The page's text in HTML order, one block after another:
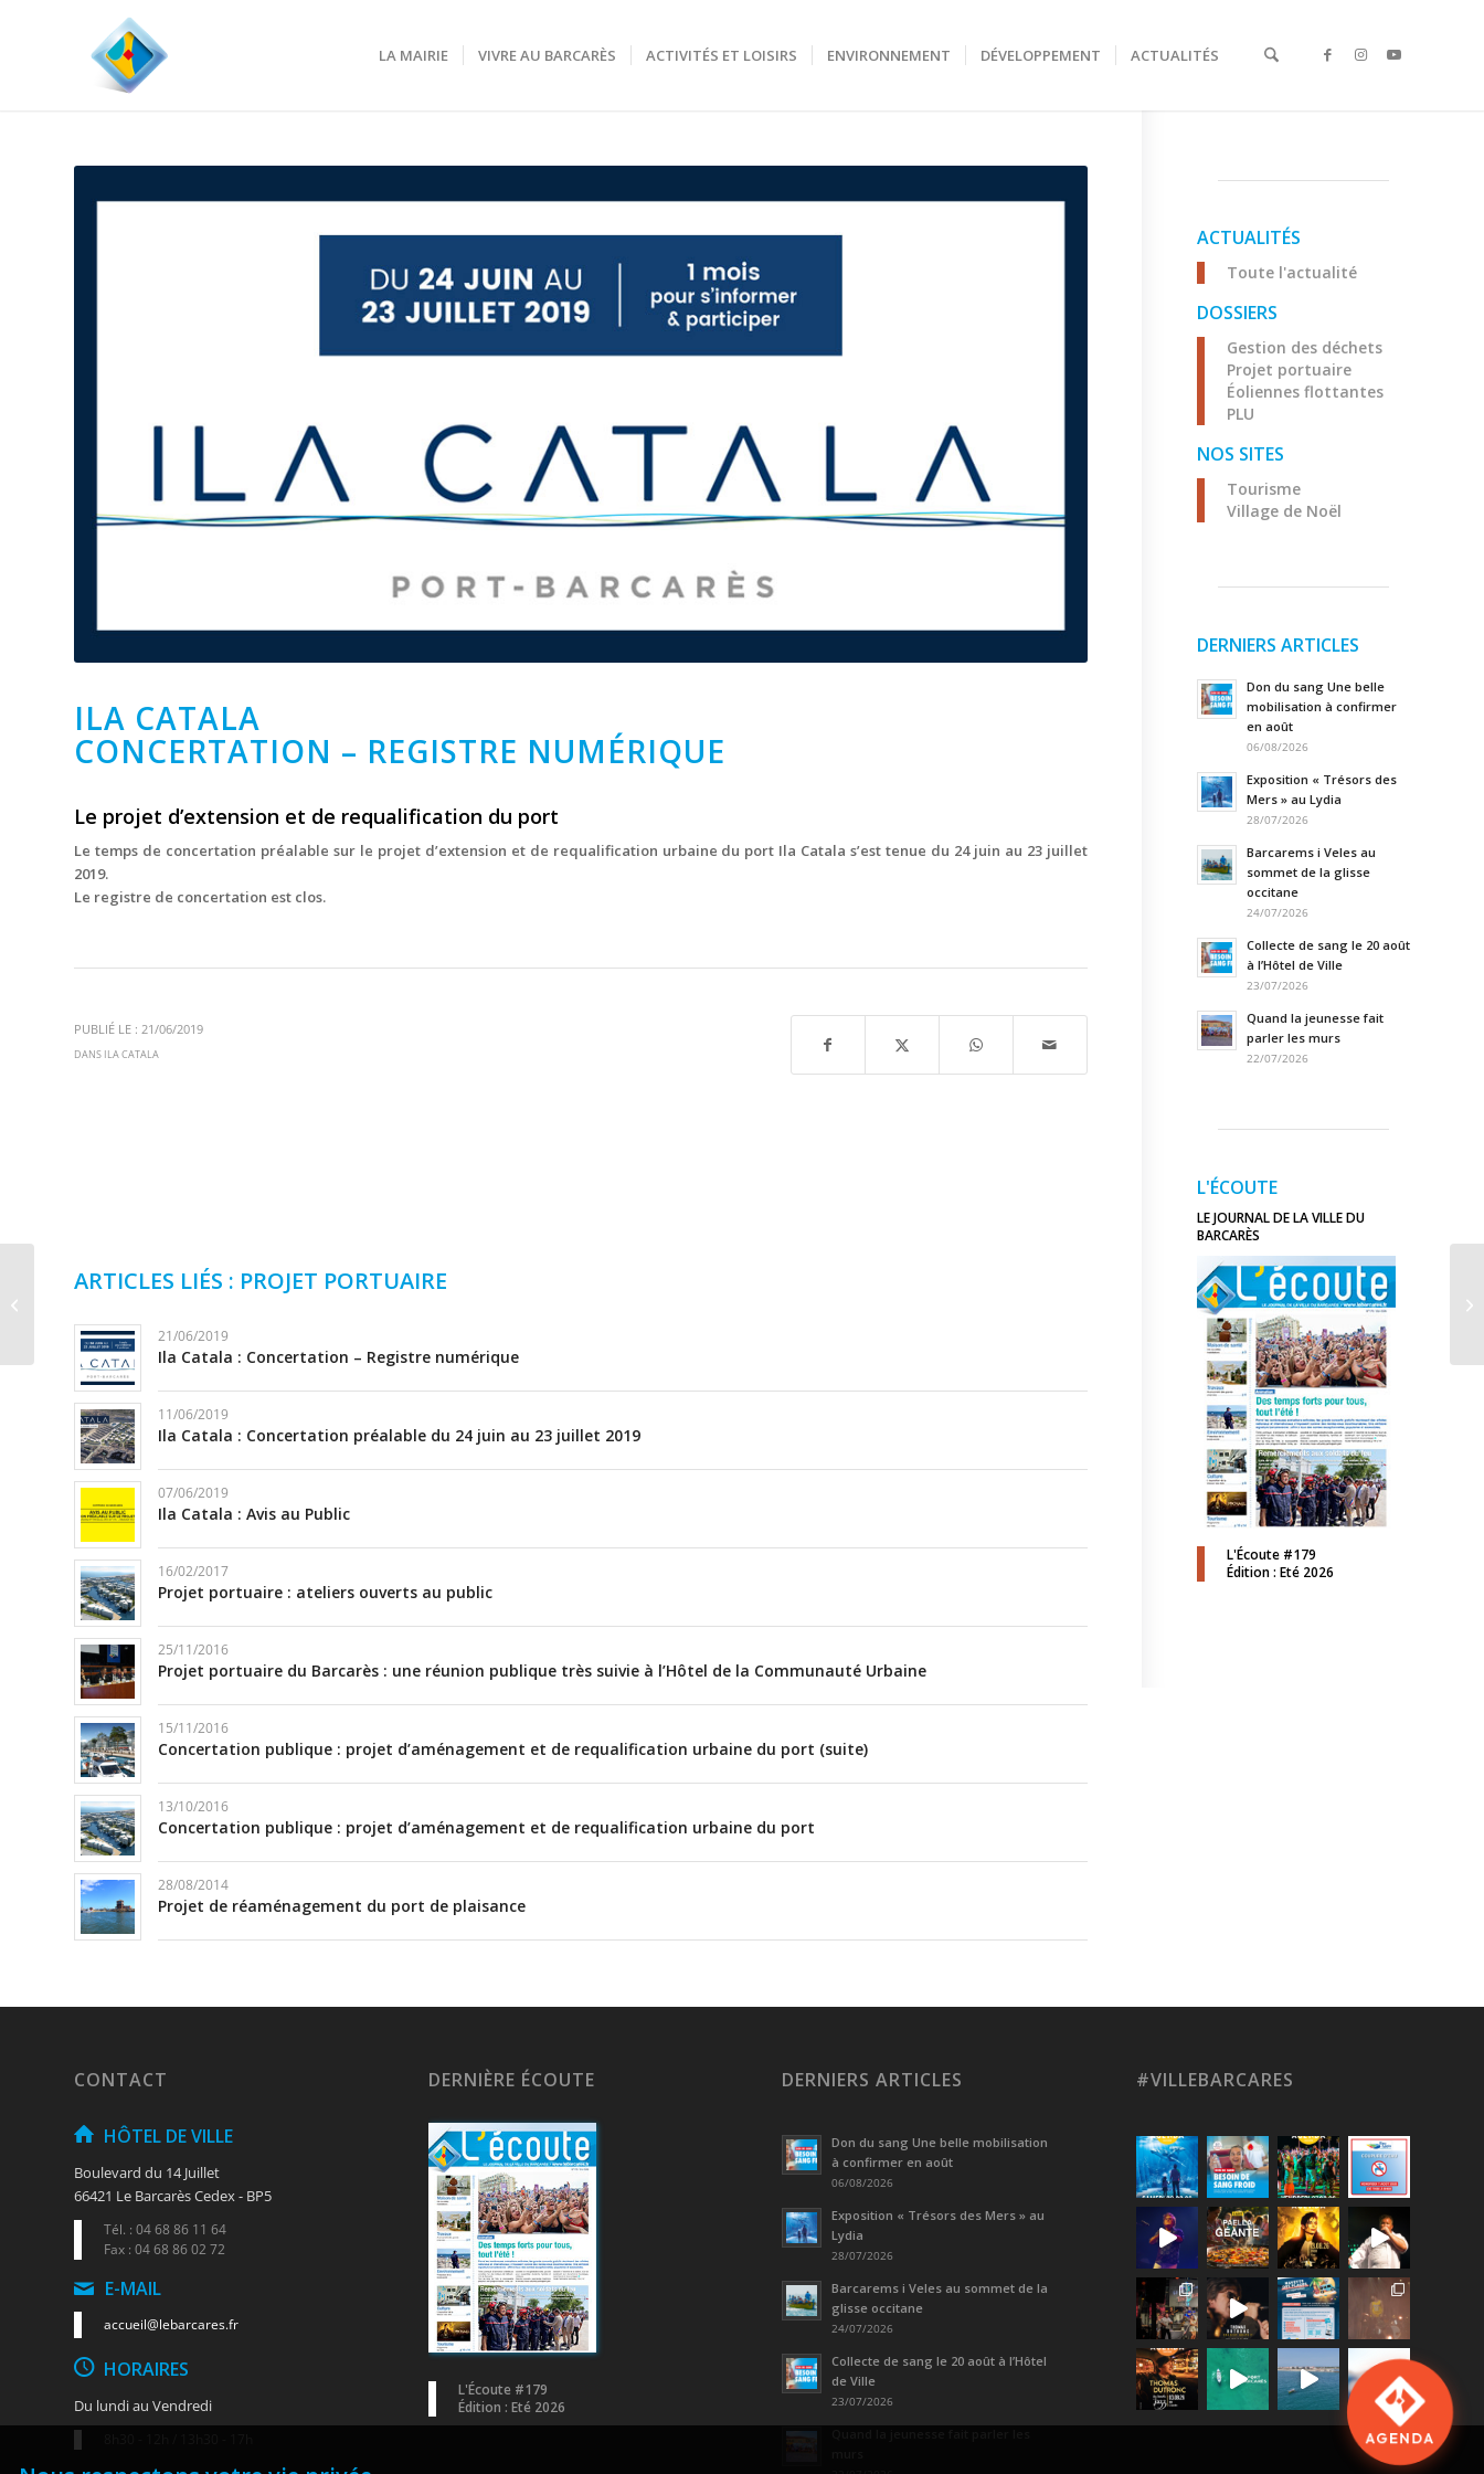
LA MAIRIE VIVRE AU BARCARÈS ACTIVITÉS ET LOISIRS ENVIRONNEMENT DÉVELOPPEMENT ACTUALITÉS
ILA CATALA
CONCERTATION – REGISTRE NUMÉRIQUE
Le projet d’extension et de requalification du port
Le temps de concertation préalable sur le projet d’extension et de requalification urbaine du port Ila Catala s’est tenue du 24 juin au 23 juillet
2019.
Le registre de concertation est clos.
PUBLIÉ LE : 21/06/2019
DANS ILA CATALA
ARTICLES LIÉS : PROJET PORTUAIRE
21/06/2019
Ila Catala : Concertation – Registre numérique
11/06/2019
Ila Catala : Concertation préalable du 24 juin au 23 juillet 2019
07/06/2019
Ila Catala : Avis au Public
16/02/2017
Projet portuaire : ateliers ouverts au public
25/11/2016
Projet portuaire du Barcarès : une réunion publique très suivie à l’Hôtel de la Communauté Urbaine
15/11/2016
Concertation publique : projet d’aménagement et de requalification urbaine du port (suite)
13/10/2016
Concertation publique : projet d’aménagement et de requalification urbaine du port
28/08/2014
Projet de réaménagement du port de plaisance
ACTUALITÉS
Toute l'actualité
DOSSIERS
Gestion des déchets
Projet portuaire
Éoliennes flottantes
PLU
NOS SITES
Tourisme
Village de Noël
DERNIERS ARTICLES
Don du sang Une belle
mobilisation à confirmer
en août
06/08/2026
Exposition « Trésors des
Mers » au Lydia
28/07/2026
Barcarems i Veles au
sommet de la glisse
occitane
24/07/2026
Collecte de sang le 20 août
à l’Hôtel de Ville
23/07/2026
Quand la jeunesse fait
parler les murs
22/07/2026
L'ÉCOUTE
LE JOURNAL DE LA VILLE DU
BARCARÈS
L'Écoute #179
Édition : Eté 2026
CONTACT
HÔTEL DE VILLE
Boulevard du 14 Juillet
66421 Le Barcarès Cedex - BP5
Tél. : 04 68 86 11 64
Fax : 04 68 86 02 72
E-MAIL
accueil@lebarcares.fr
HORAIRES
Du lundi au Vendredi
DERNIÈRE ÉCOUTE
L'Écoute #179
Édition : Eté 2026
DERNIERS ARTICLES
Don du sang Une belle mobilisation
à confirmer en août
06/08/2026
Exposition « Trésors des Mers » au
Lydia
28/07/2026
Barcarems i Veles au sommet de la
glisse occitane
24/07/2026
Collecte de sang le 20 août à l’Hôtel
de Ville
23/07/2026
#VILLEBARCARES
Ila Catala :
Concertation préalable
AGENDA
Télécharger l'agenda
Ne plus afficher